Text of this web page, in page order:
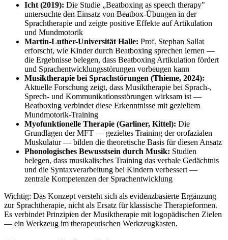
Icht (2019): Die Studie „Beatboxing as speech therapy"
untersuchte den Einsatz von Beatbox-Übungen in der
Sprachtherapie und zeigte positive Effekte auf Artikulation
und Mundmotorik
Martin-Luther-Universität Halle: Prof. Stephan Sallat
erforscht, wie Kinder durch Beatboxing sprechen lernen —
die Ergebnisse belegen, dass Beatboxing Artikulation fördert
und Sprachentwicklungsstörungen vorbeugen kann
Musiktherapie bei Sprachstörungen (Thieme, 2024):
Aktuelle Forschung zeigt, dass Musiktherapie bei Sprach-,
Sprech- und Kommunikationsstörungen wirksam ist —
Beatboxing verbindet diese Erkenntnisse mit gezieltem
Mundmotorik-Training
Myofunktionelle Therapie (Garliner, Kittel): Die
Grundlagen der MFT — gezieltes Training der orofazialen
Muskulatur — bilden die theoretische Basis für diesen Ansatz
Phonologisches Bewusstsein durch Musik: Studien
belegen, dass musikalisches Training das verbale Gedächtnis
und die Syntaxverarbeitung bei Kindern verbessert —
zentrale Kompetenzen der Sprachentwicklung
Wichtig: Das Konzept versteht sich als evidenzbasierte Ergänzung
zur Sprachtherapie, nicht als Ersatz für klassische Therapieformen.
Es verbindet Prinzipien der Musiktherapie mit logopädischen Zielen
— ein Werkzeug im therapeutischen Werkzeugkasten.